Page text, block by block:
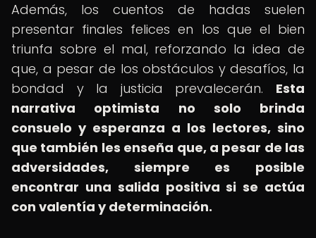
Además, los cuentos de hadas suelen
presentar finales felices en los que el bien
triunfa sobre el mal, reforzando la idea de
que, a pesar de los obstáculos y desafíos, la
bondad y la justicia prevalecerán. Esta
narrativa optimista no solo brinda
consuelo y esperanza a los lectores, sino
que también les enseña que, a pesar de las
adversidades, siempre es posible
encontrar una salida positiva si se actúa
con valentía y determinación.